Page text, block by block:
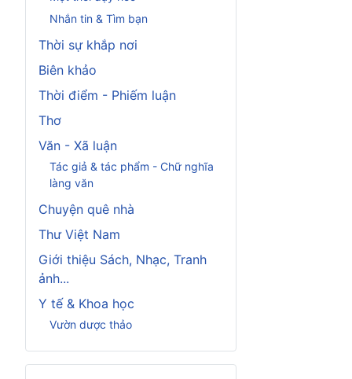
Nhắn tin & Tìm bạn
Thời sự khắp nơi
Biên khảo
Thời điểm - Phiếm luận
Thơ
Văn - Xã luận
Tác giả & tác phẩm - Chữ nghĩa
làng văn
Chuyện quê nhà
Thư Việt Nam
Giới thiệu Sách, Nhạc, Tranh
ảnh...
Y tế & Khoa học
Vườn dược thảo